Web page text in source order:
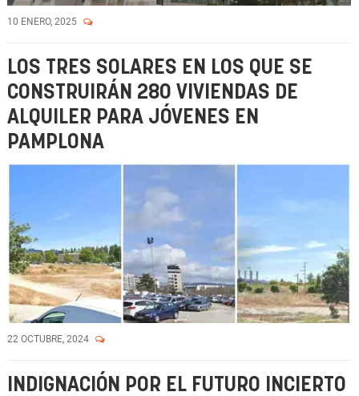
10 ENERO, 2025
LOS TRES SOLARES EN LOS QUE SE
CONSTRUIRÁN 280 VIVIENDAS DE
ALQUILER PARA JÓVENES EN
PAMPLONA
22 OCTUBRE, 2024
INDIGNACIÓN POR EL FUTURO INCIERTO